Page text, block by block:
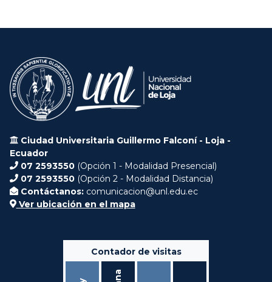
Ciudad Universitaria Guillermo Falconí - Loja -
Ecuador
07 2593550 (Opción 1 - Modalidad Presencial)
07 2593550 (Opción 2 - Modalidad Distancia)
Contáctanos: comunicacion@unl.edu.ec
Ver ubicación en el mapa
Contador de visitas